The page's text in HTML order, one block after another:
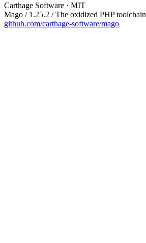
Carthage Software · MIT
Mago / 1.25.2 / The oxidized PHP toolchain
github.com/carthage-software/mago